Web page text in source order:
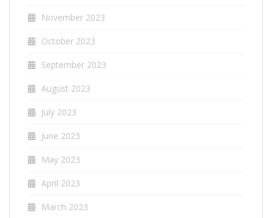
November 2023
October 2023
September 2023
August 2023
July 2023
June 2023
May 2023
April 2023
March 2023